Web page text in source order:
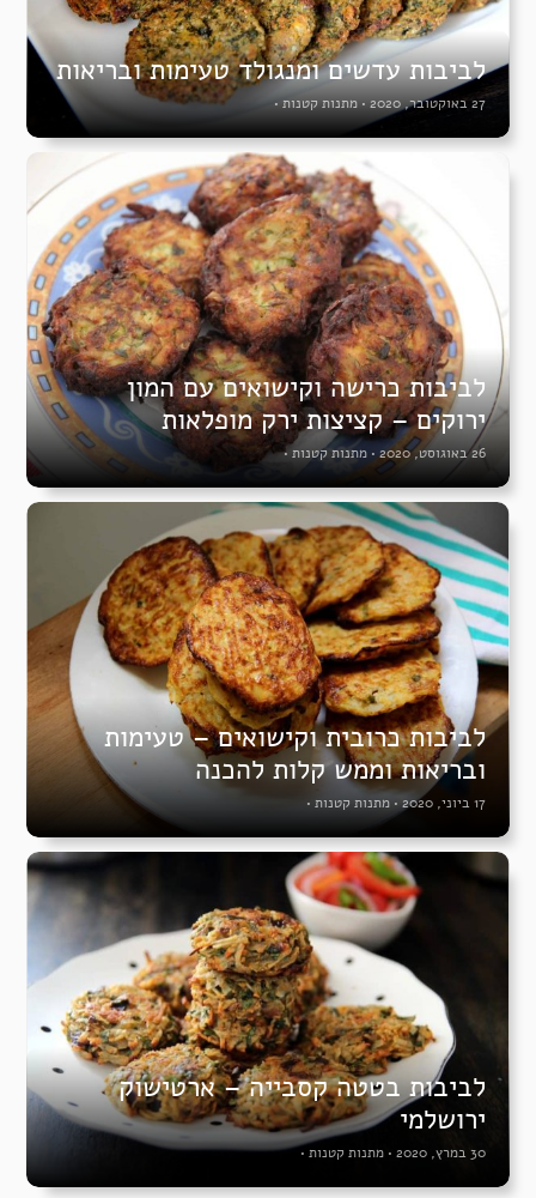
לביבות עדשים ומנגולד טעימות ובריאות
27 באוקטובר, 2020 • מתנות קטנות•
לביבות כרישה וקישואים עם המון
ירוקים – קציצות ירק מופלאות
26 באוגוסט, 2020 • מתנות קטנות •
לביבות כרובית וקישואים – טעימות
ובריאות וממש קלות להכנה
17 ביוני, 2020 • מתנות קטנות •
לביבות בטטה קסבייה – ארטישוק
ירושלמי
30 במרץ, 2020 • מתנות קטנות •